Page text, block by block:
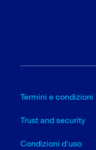
Termini e condizioni
Trust and security
Condizioni d'uso